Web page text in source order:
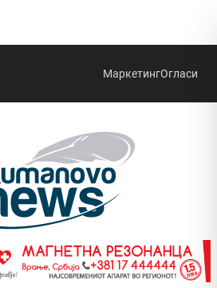
МаркетингОгласи